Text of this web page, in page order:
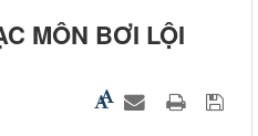
MÔN BƠI LỘI